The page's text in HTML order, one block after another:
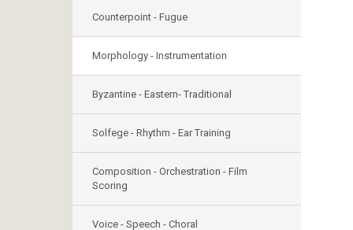
Counterpoint - Fugue
Morphology - Instrumentation
Byzantine - Eastern- Traditional
Solfege - Rhythm - Ear Training
Composition - Orchestration - Film
Scoring
Voice - Speech - Choral